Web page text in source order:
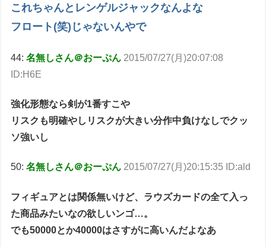
これちゃんとレンゲルジャックなんよな
フロート(笑)じゃないんやで
44:名無しさん＠おーぷん 2015/07/27(月)20:07:08
ID:H6E
強化形態なら剣が1番すこや
リスクも明確やしリスクが大きい分作中負けなしでクッ
ソ強いし
50:名無しさん＠おーぷん 2015/07/27(月)20:15:35 ID:ald
フィギュアとは関係無いけど、ラウズカードの全て入っ
た商品みたいなの欲しいンゴ…。
でも50000とか40000はさすがに高いんだよなあ